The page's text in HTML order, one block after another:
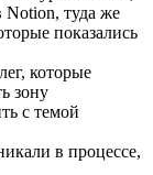
Notion, туда же
показались
которые
зону
с темой
в процессе,